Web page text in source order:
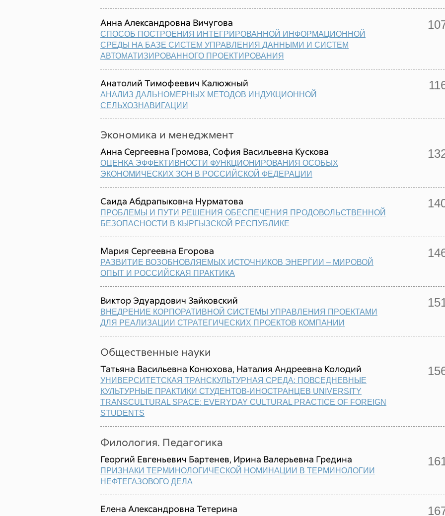
Анна Александровна Вичугова
СПОСОБ ПОСТРОЕНИЯ ИНТЕГРИРОВАННОЙ ИНФОРМАЦИОННОЙ
СРЕДЫ НА БАЗЕ СИСТЕМ УПРАВЛЕНИЯ ДАННЫМИ И СИСТЕМ
АВТОМАТИЗИРОВАННОГО ПРОЕКТИРОВАНИЯ
Анатолий Тимофеевич Калюжный
АНАЛИЗ ДАЛЬНОМЕРНЫХ МЕТОДОВ ИНДУКЦИОННОЙ
СЕЛЬХОЗНАВИГАЦИИ
Экономика и менеджмент
Анна Сергеевна Громова, София Васильевна Кускова
ОЦЕНКА ЭФФЕКТИВНОСТИ ФУНКЦИОНИРОВАНИЯ ОСОБЫХ
ЭКОНОМИЧЕСКИХ ЗОН В РОССИЙСКОЙ ФЕДЕРАЦИИ
Саида Абдрапыковна Нурматова
ПРОБЛЕМЫ И ПУТИ РЕШЕНИЯ ОБЕСПЕЧЕНИЯ ПРОДОВОЛЬСТВЕННОЙ
БЕЗОПАСНОСТИ В КЫРГЫЗСКОЙ РЕСПУБЛИКЕ
Мария Сергеевна Егорова
РАЗВИТИЕ ВОЗОБНОВЛЯЕМЫХ ИСТОЧНИКОВ ЭНЕРГИИ – МИРОВОЙ
ОПЫТ И РОССИЙСКАЯ ПРАКТИКА
Виктор Эдуардович Зайковский
ВНЕДРЕНИЕ КОРПОРАТИВНОЙ СИСТЕМЫ УПРАВЛЕНИЯ ПРОЕКТАМИ
ДЛЯ РЕАЛИЗАЦИИ СТРАТЕГИЧЕСКИХ ПРОЕКТОВ КОМПАНИИ
Общественные науки
Татьяна Васильевна Конюхова, Наталия Андреевна Колодий
УНИВЕРСИТЕТСКАЯ ТРАНСКУЛЬТУРНАЯ СРЕДА: ПОВСЕДНЕВНЫЕ
КУЛЬТУРНЫЕ ПРАКТИКИ СТУДЕНТОВ-ИНОСТРАНЦЕВ UNIVERSITY
TRANSCULTURAL SPACE: EVERYDAY CULTURAL PRACTICE OF FOREIGN
STUDENTS
Филология. Педагогика
Георгий Евгеньевич Бартенев, Ирина Валерьевна Гредина
ПРИЗНАКИ ТЕРМИНОЛОГИЧЕСКОЙ НОМИНАЦИИ В ТЕРМИНОЛОГИИ
НЕФТЕГАЗОВОГО ДЕЛА
Елена Александровна Тетерина